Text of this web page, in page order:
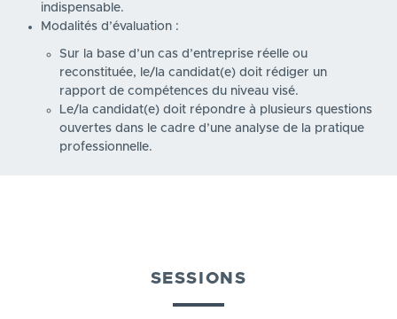
indispensable.
Modalités d’évaluation :
Sur la base d’un cas d’entreprise réelle ou
reconstituée, le/la candidat(e) doit rédiger un
rapport de compétences du niveau visé.
Le/la candidat(e) doit répondre à plusieurs questions
ouvertes dans le cadre d’une analyse de la pratique
professionnelle.
SESSIONS